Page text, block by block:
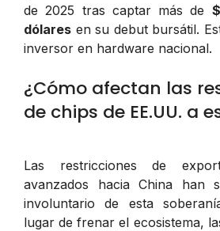
de 2025 tras captar más de
dólares en su debut bursátil.
inversor en hardware nacional.
¿Cómo afectan las
de chips de EE.UU. a
Las restricciones de
avanzados hacia China han
involuntario de esta
lugar de frenar el ecosistema,